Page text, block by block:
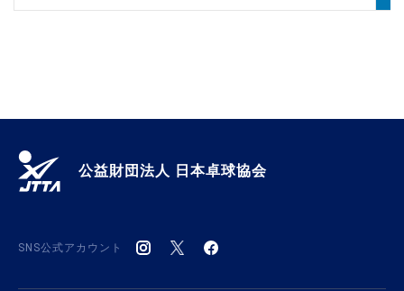
公益財団法人 日本卓球協会
SNS公式アカウント